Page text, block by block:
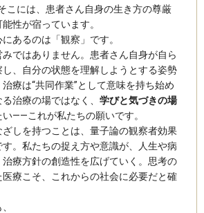
こには、患者さん自身の生き方の尊厳
性が宿っています。
あるのは「観察」です。
ではありません。患者さん自身が自ら
、自分の状態を理解しようとする姿勢
療は“共同作業”として意味を持ち始め
治療の場ではなく、 学びと気づきの場
――これが私たちの願いです。
しを持つことは、量子論の観察者効果
。私たちの捉え方や意識が、人生や病
療方針の創造性を広げていく。思考の
療こそ、これからの社会に必要だと確